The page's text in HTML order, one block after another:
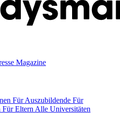
Magazine
Für Auszubildende Für
Für Eltern Alle Universitäten